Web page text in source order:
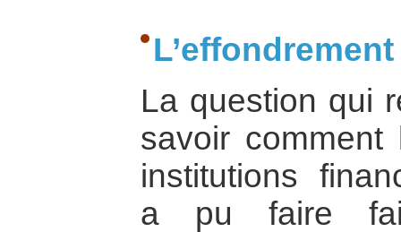
La question qui
savoir
institutions
a pu faire